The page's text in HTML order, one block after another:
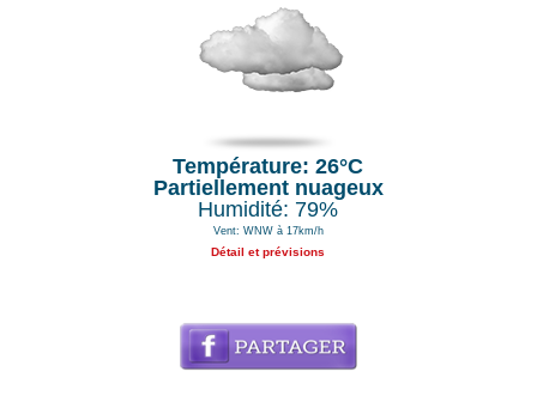
Température: 26°C
Partiellement nuageux
Humidité: 79%
Vent: WNW à 17km/h
Détail et prévisions